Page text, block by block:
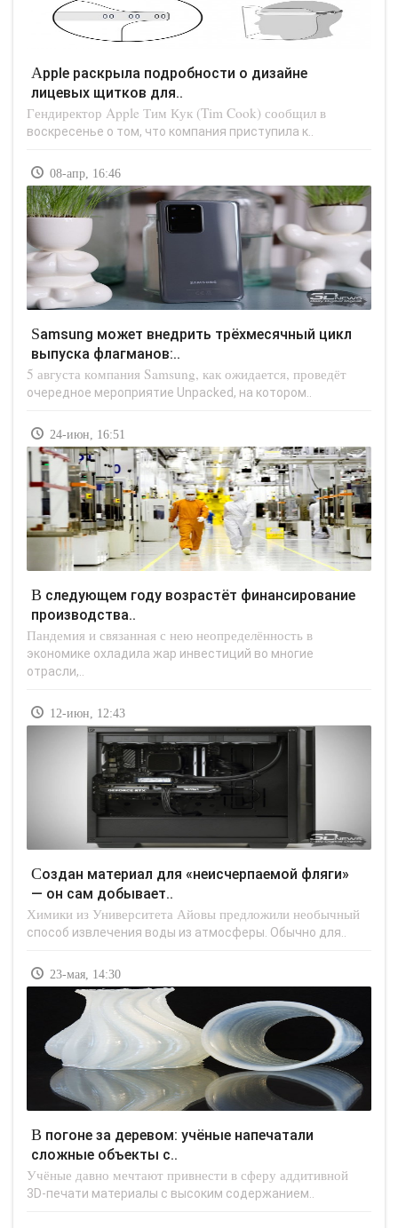
Apple раскрыла подробности о дизайне
лицевых щитков для..
Гендиректор Apple Тим Кук (Tim Cook) сообщил в
воскресенье о том, что компания приступила к..
08-апр, 16:46
Samsung может внедрить трёхмесячный цикл
выпуска флагманов:..
5 августа компания Samsung, как ожидается, проведёт
очередное мероприятие Unpacked, на котором..
24-июн, 16:51
В следующем году возрастёт финансирование
производства..
Пандемия и связанная с нею неопределённость в
экономике охладила жар инвестиций во многие
отрасли,..
12-июн, 12:43
Создан материал для «неисчерпаемой фляги»
— он сам добывает..
Химики из Университета Айовы предложили необычный
способ извлечения воды из атмосферы. Обычно для..
23-мая, 14:30
В погоне за деревом: учёные напечатали
сложные объекты с..
Учёные давно мечтают привнести в сферу аддитивной
3D-печати материалы с высоким содержанием..